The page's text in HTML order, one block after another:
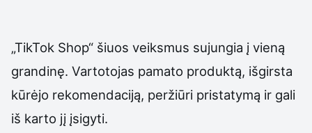
„TikTok Shop“ šiuos veiksmus sujungia į vieną
grandinę. Vartotojas pamato produktą, išgirsta
kūrėjo rekomendaciją, peržiūri pristatymą ir gali
iš karto jį įsigyti.